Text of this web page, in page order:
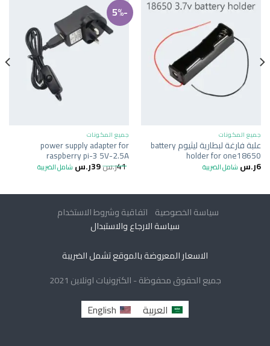
جميع المكونات
علبة فارغة لبطارية ليثيوم battery
holder for one18650
6ر.س شامل الضريبة
-5%
جميع المكونات
power supply adapter for
raspberry pi-3 5V-2.5A
41ر.س39ر.س شامل الضريبة
سياسة الخصوصية اتفاقية وشروط الاستخدام
سياسة الارجاع والاستبدال
الاسعار المعروضة بالموقع تشمل الضريبة
جميع الحقوق محفوظة - الكترونيات اونلاين 2021
العربية English